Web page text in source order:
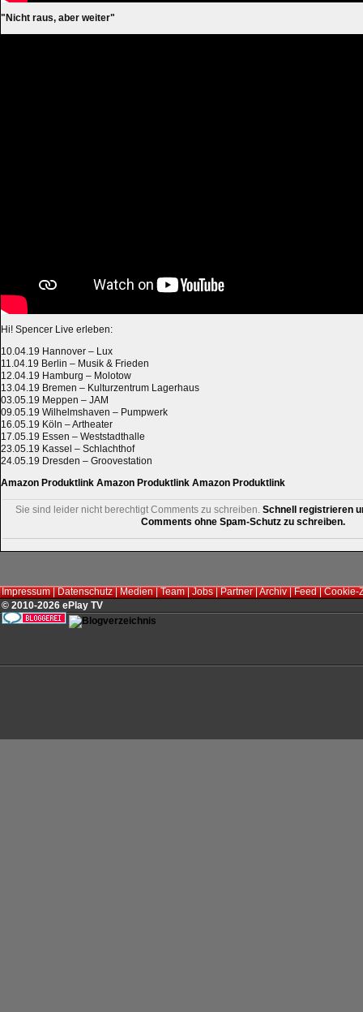
"Nicht raus, aber weiter"
Hi! Spencer Live erleben:
10.04.19 Hannover – Lux
11.04.19 Berlin – Musik & Frieden
12.04.19 Hamburg – Molotow
13.04.19 Bremen – Kulturzentrum Lagerhaus
03.05.19 Meppen – JAM
09.05.19 Wilhelmshaven – Pumpwerk
16.05.19 Köln – Artheater
17.05.19 Essen – Weststadthalle
23.05.19 Kassel – Schlachthof
24.05.19 Dresden – Groovestation
Amazon Produktlink Amazon Produktlink Amazon Produktlink
Sie sind leider nicht berechtigt Comments zu schreiben. Schnell registrieren
Comments ohne Spam-Schutz zu schreiben.
Impressum|Datenschutz|Medien|Team|Jobs|Partner|Archiv|Feed|Cookie-
© 2010-2026 ePlay TV